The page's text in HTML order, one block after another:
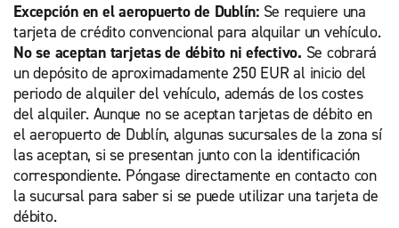
Excepción en el aeropuerto de Dublín:Se requiere una
tarjeta de crédito convencional para alquilar un vehículo.
No se aceptan tarjetas de débito ni efectivo. Se cobrará
un depósito de aproximadamente 250 EUR al inicio del
periodo de alquiler del vehículo, además de los costes
del alquiler. Aunque no se aceptan tarjetas de débito en
el aeropuerto de Dublín, algunas sucursales de la zona sí
las aceptan, si se presentan junto con la identificación
correspondiente. Póngase directamente en contacto con
la sucursal para saber si se puede utilizar una tarjeta de
débito.